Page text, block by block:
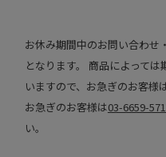
お休み期間中のお問い合わせ
となります。 商品によって
いますので、お急ぎのお客様
お急ぎのお客様は03-6659-
い。